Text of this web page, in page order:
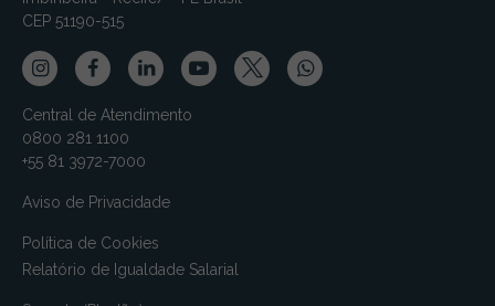
CEP 51190-515
Central de Atendimento
0800 281 1100
+55 81 3972-7000
Aviso de Privacidade
Política de Cookies
Relatório de Igualdade Salarial